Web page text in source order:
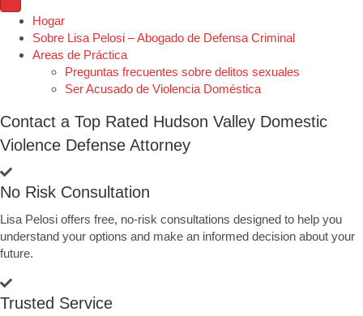
Hogar
Sobre Lisa Pelosi – Abogado de Defensa Criminal
Areas de Práctica
Preguntas frecuentes sobre delitos sexuales
Ser Acusado de Violencia Doméstica
Contact a Top Rated Hudson Valley Domestic
Violence Defense Attorney
No Risk Consultation
Lisa Pelosi offers free, no-risk consultations designed to help you
understand your options and make an informed decision about your
future.
Trusted Service